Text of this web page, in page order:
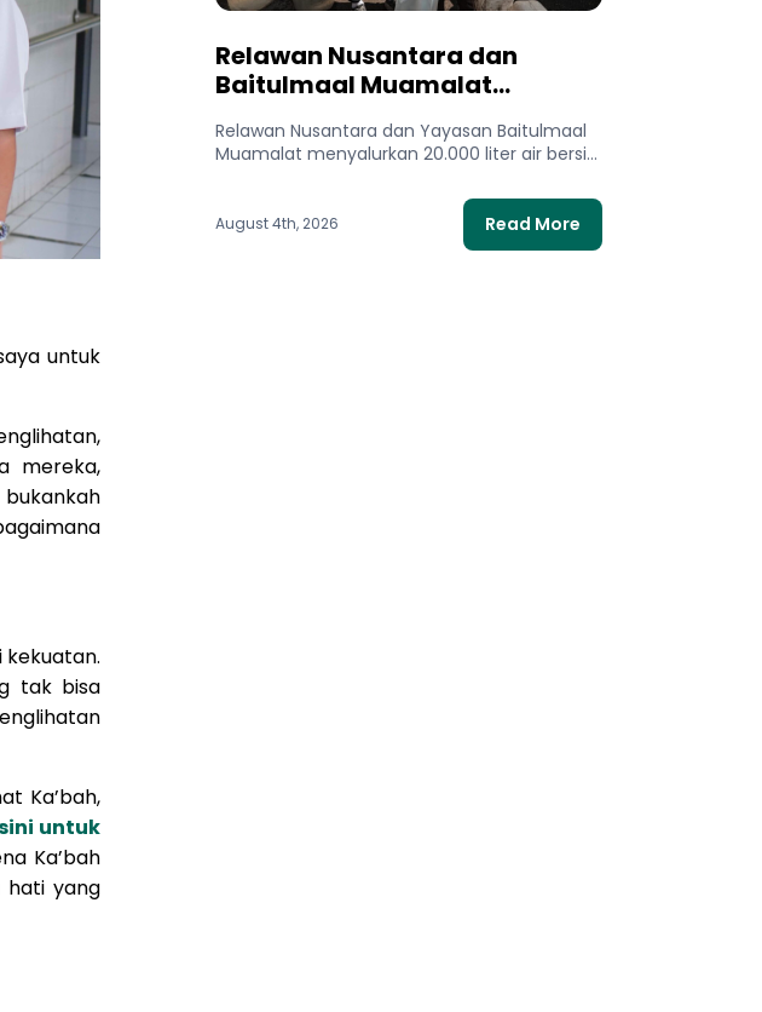
untuk
mereka,
tak bisa
Ka’bah,
untuk
Ka’bah
hati yang
Relawan Nusantara dan
Baitulmaal Muamalat
untuk Gaza Utara
Relawan Nusantara dan Yayasan Baitulmaal
Muamalat menyalurkan 20.000 liter air bersih
August 4th, 2026 Read More